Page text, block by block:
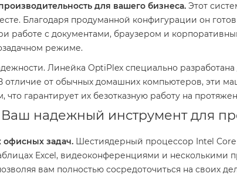
для вашего бизнеса. Этот
Благодаря продуманной конфигурации он
работе с документами, браузером и
режиме.
Линейка OptiPlex специально разработана
от обычных домашних компьютеров, эти
гарантирует их безотказную работу на
надежный инструмент для
офисных задач. Шестиядерный процессор Intel Core
Excel, видеоконференциями и
вам полностью сосредоточиться на своих